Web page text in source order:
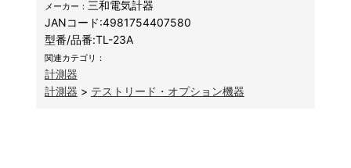
メーカー： 三和電気計器
JANコード:4981754407580
型番/品番:TL-23A
関連カテゴリ：
計測器
計測器 > テストリード・オプション機器